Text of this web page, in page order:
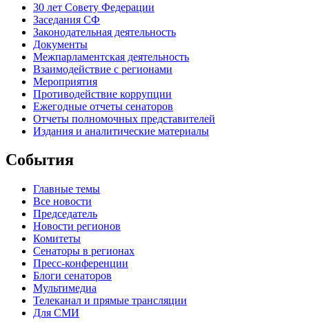
30 лет Совету Федерации
Заседания СФ
Законодательная деятельность
Документы
Межпарламентская деятельность
Взаимодействие с регионами
Мероприятия
Противодействие коррупции
Ежегодные отчеты сенаторов
Отчеты полномочных представителей
Издания и аналитические материалы
События
Главные темы
Все новости
Председатель
Новости регионов
Комитеты
Сенаторы в регионах
Пресс-конференции
Блоги сенаторов
Мультимедиа
Телеканал и прямые трансляции
Для СМИ